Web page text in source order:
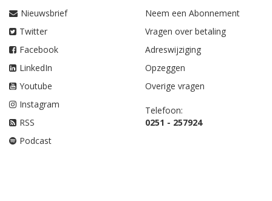
Nieuwsbrief
Twitter
Facebook
LinkedIn
Youtube
Instagram
RSS
Podcast
Neem een Abonnement
Vragen over betaling
Adreswijziging
Opzeggen
Overige vragen
Telefoon:
0251 - 257924